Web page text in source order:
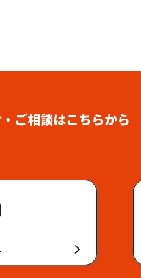
ご相談はこちらから